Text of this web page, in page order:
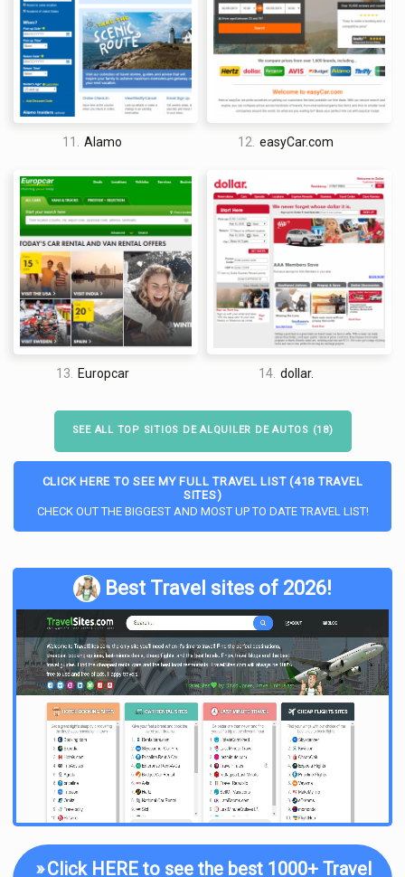
11. Alamo 12. easyCar.com
13. Europcar 14. dollar.
SEE ALL TOP SITIOS DE ALQUILER DE AUTOS (18)
CLICK HERE TO SEE MY FULL TRAVEL LIST (418 TRAVEL
SITES)
CHECK OUT THE BIGGEST AND MOST UP TO DATE TRAVEL LIST!
Best Travel sites of 2026!
»Click HERE to see the best 1000+ Travel